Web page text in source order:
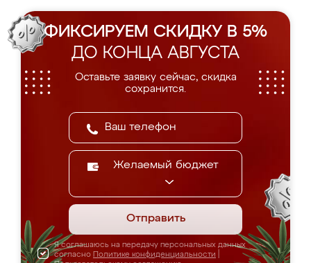
ФИКСИРУЕМ СКИДКУ В 5%
ДО КОНЦА АВГУСТА
Оставьте заявку сейчас, скидка
сохранится.
Желаемый бюджет
Отправить
Я соглашаюсь на передачу персональных данных
согласно Политике конфиденциальности